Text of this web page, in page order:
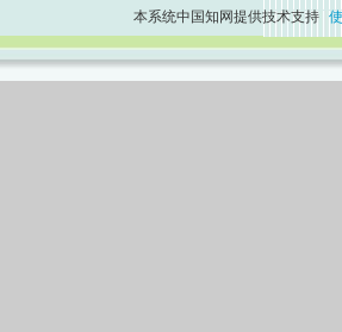
本系统中国知网提供技术支持